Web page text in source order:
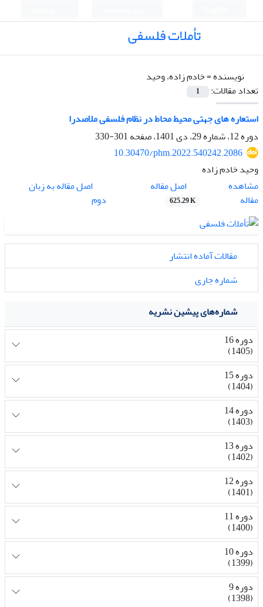
تأملات فلسفی
نویسنده =خادم زاده، وحید
تعداد مقالات:
1
استعاره های جهتی محیط محاط در نظام فلسفی ملاصدرا
دوره 12، شماره 29، دی 1401، صفحه
301-330
10.30470/phm.2022.540242.2086
وحید خادم زاده
مشاهده
مقاله
اصل مقاله
625.29 K
اصل مقاله به زبان
دوم
مقالات آماده انتشار
شماره جاری
شماره‌های پیشین نشریه
دوره 16
(1405)
دوره 15
(1404)
دوره 14
(1403)
دوره 13
(1402)
دوره 12
(1401)
دوره 11
(1400)
دوره 10
(1399)
دوره 9
(1398)